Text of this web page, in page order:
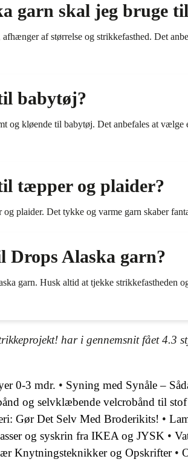
garn skal jeg bruge
af størrelse og strikkefasthed. Det
babytøj?
og kløende til babytøj. Det anbefales at vælge
tæpper og plaider?
plaider. Det tykke og varme garn skaber
Drops Alaska garn?
garn. Husk altid at tjekke strikkefastheden
har i gennemsnit fået4.3
0-3 mdr. • Syning med Synåle –
og selvklæbende velcrobånd til stof
Gør Det Selv Med Broderikits! •
og syskrin fra IKEA og JYSK •
Knytningsteknikker og Opskrifter•